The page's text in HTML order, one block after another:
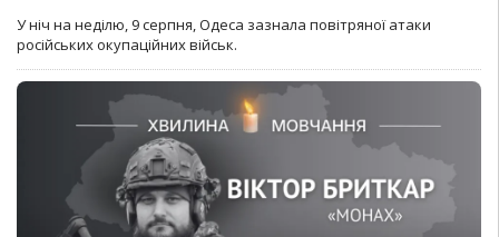
У ніч на неділю, 9 серпня, Одеса зазнала повітряної атаки
російських окупаційних військ.